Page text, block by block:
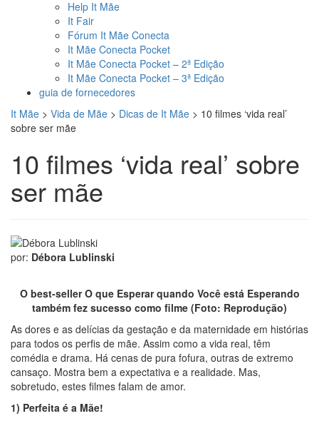
Help It Mãe
It Fair
Fórum It Mãe Conecta
It Mãe Conecta Pocket
It Mãe Conecta Pocket – 2ª Edição
It Mãe Conecta Pocket – 3ª Edição
guia de fornecedores
It Mãe > Vida de Mãe > Dicas de It Mãe > 10 filmes ‘vida real’
sobre ser mãe
10 filmes ‘vida real’ sobre
ser mãe
por: Débora Lublinski
O best-seller O que Esperar quando Você está Esperando
também fez sucesso como filme (Foto: Reprodução)
As dores e as delícias da gestação e da maternidade em histórias
para todos os perfis de mãe. Assim como a vida real, têm
comédia e drama. Há cenas de pura fofura, outras de extremo
cansaço. Mostra bem a expectativa e a realidade. Mas,
sobretudo, estes filmes falam de amor.
1) Perfeita é a Mãe!